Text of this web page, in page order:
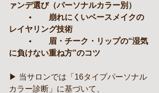
ァンデ選び（パーソナルカラー別）
崩れにくいベースメイクの
レイヤリング技術
眉・チーク・リップの“湿気
に負けない重ね方”のコツ
▶ 当サロンでは「16タイプパーソナル
カラー診断」に基づいて、